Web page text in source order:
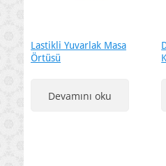
Lastikli Yuvarlak Masa
Örtüsü
Devamını oku